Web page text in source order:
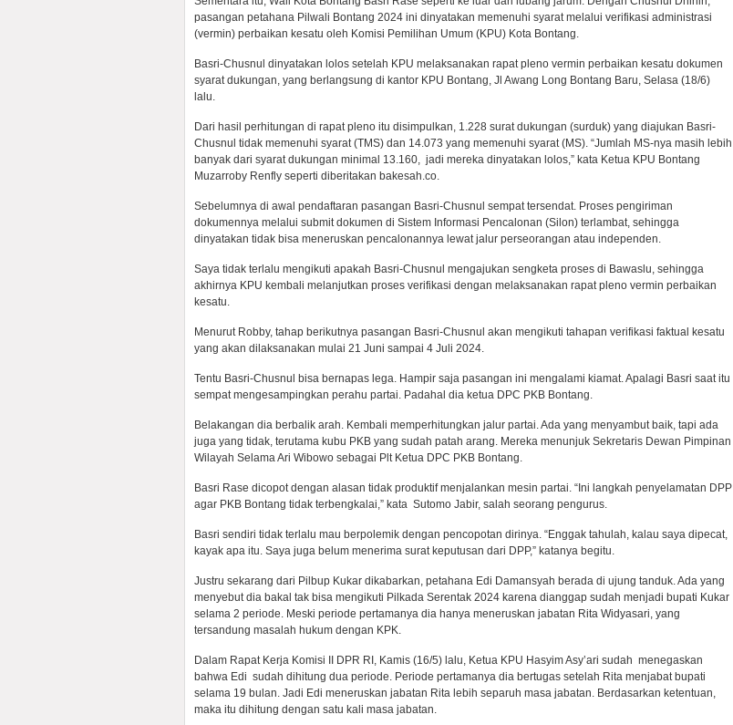
pasangan petahana Pilwali Bontang 2024 ini dinyatakan memenuhi syarat melalui verifikasi administrasi
(vermin) perbaikan kesatu oleh Komisi Pemilihan Umum (KPU) Kota Bontang.
Basri-Chusnul dinyatakan lolos setelah KPU melaksanakan rapat pleno vermin perbaikan kesatu dokumen
syarat dukungan, yang berlangsung di kantor KPU Bontang, Jl Awang Long Bontang Baru, Selasa (18/6)
lalu.
Dari hasil perhitungan di rapat pleno itu disimpulkan, 1.228 surat dukungan (surduk) yang diajukan Basri-
Chusnul tidak memenuhi syarat (TMS) dan 14.073 yang memenuhi syarat (MS). “Jumlah MS-nya masih lebih
banyak dari syarat dukungan minimal 13.160, jadi mereka dinyatakan lolos,” kata Ketua KPU Bontang
Muzarroby Renfly seperti diberitakan bakesah.co.
Sebelumnya di awal pendaftaran pasangan Basri-Chusnul sempat tersendat. Proses pengiriman
dokumennya melalui submit dokumen di Sistem Informasi Pencalonan (Silon) terlambat, sehingga
dinyatakan tidak bisa meneruskan pencalonannya lewat jalur perseorangan atau independen.
Saya tidak terlalu mengikuti apakah Basri-Chusnul mengajukan sengketa proses di Bawaslu, sehingga
akhirnya KPU kembali melanjutkan proses verifikasi dengan melaksanakan rapat pleno vermin perbaikan
kesatu.
Menurut Robby, tahap berikutnya pasangan Basri-Chusnul akan mengikuti tahapan verifikasi faktual kesatu
yang akan dilaksanakan mulai 21 Juni sampai 4 Juli 2024.
Tentu Basri-Chusnul bisa bernapas lega. Hampir saja pasangan ini mengalami kiamat. Apalagi Basri saat itu
sempat mengesampingkan perahu partai. Padahal dia ketua DPC PKB Bontang.
Belakangan dia berbalik arah. Kembali memperhitungkan jalur partai. Ada yang menyambut baik, tapi ada
juga yang tidak, terutama kubu PKB yang sudah patah arang. Mereka menunjuk Sekretaris Dewan Pimpinan
Wilayah Selama Ari Wibowo sebagai Plt Ketua DPC PKB Bontang.
Basri Rase dicopot dengan alasan tidak produktif menjalankan mesin partai. “Ini langkah penyelamatan DPP
agar PKB Bontang tidak terbengkalai,” kata Sutomo Jabir, salah seorang pengurus.
Basri sendiri tidak terlalu mau berpolemik dengan pencopotan dirinya. “Enggak tahulah, kalau saya dipecat,
kayak apa itu. Saya juga belum menerima surat keputusan dari DPP,” katanya begitu.
Justru sekarang dari Pilbup Kukar dikabarkan, petahana Edi Damansyah berada di ujung tanduk. Ada yang
menyebut dia bakal tak bisa mengikuti Pilkada Serentak 2024 karena dianggap sudah menjadi bupati Kukar
selama 2 periode. Meski periode pertamanya dia hanya meneruskan jabatan Rita Widyasari, yang
tersandung masalah hukum dengan KPK.
Dalam Rapat Kerja Komisi II DPR RI, Kamis (16/5) lalu, Ketua KPU Hasyim Asy’ari sudah menegaskan
bahwa Edi sudah dihitung dua periode. Periode pertamanya dia bertugas setelah Rita menjabat bupati
selama 19 bulan. Jadi Edi meneruskan jabatan Rita lebih separuh masa jabatan. Berdasarkan ketentuan,
maka itu dihitung dengan satu kali masa jabatan.